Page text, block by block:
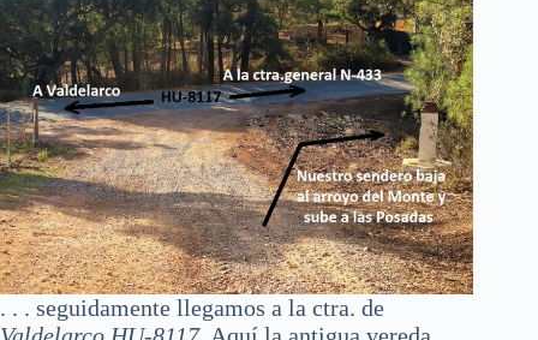
. . . seguidamente llegamos a la ctra. de
Valdelarco HU-8117. Aquí la antigua vereda,